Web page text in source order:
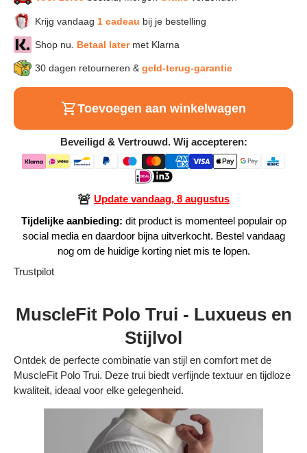
Keuken & Koken
Verlichting & Sfeer
Alle Producten
Alle collecties
Volg je bestelling
Over ons
Alle categorieën
Vacatures bij Middo
Krijg vandaag 1 cadeau bij je bestelling
Shop nu. Betaal latermet Klarna
30 dagen retourneren & geld-terug-garantie
Toevoegen aan winkelwagen
Beveiligd & Vertrouwd. Wij accepteren:
🚨 Update vandaag, 8 augustus
Tijdelijke aanbieding: dit product is momenteel populair op
social media en daardoor bijna uitverkocht. Bestel vandaag
nog om de huidige korting niet mis te lopen.
Trustpilot
MuscleFit Polo Trui - Luxueus en
Stijlvol
Ontdek de perfecte combinatie van stijl en comfort met de
MuscleFit Polo Trui. Deze trui biedt verfijnde textuur en tijdloze
kwaliteit, ideaal voor elke gelegenheid.